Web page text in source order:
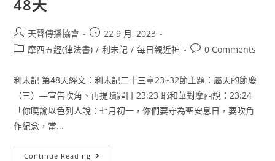
48天
天聲傳播協會
22 9 月, 2023
摩西五經(律法書) / 利未記 / 每日親近神 0 Comments
利未記 第48天經文：利未記二十三章23~32節主題：屬天的節慶
（三）―宣告吹角、再提贖罪日 23:23 耶和華對摩西說：23:24
「你曉諭以色列人說：七月初一，你們要守為聖安息日，要吹角
作紀念，當...
Continue Reading